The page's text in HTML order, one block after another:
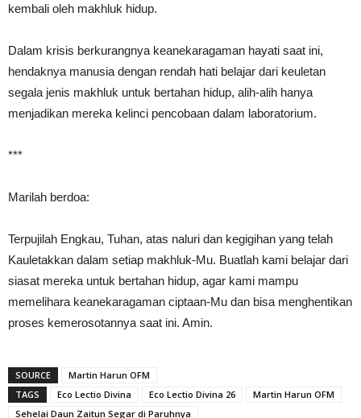
kembali oleh makhluk hidup.
Dalam krisis berkurangnya keanekaragaman hayati saat ini,
hendaknya manusia dengan rendah hati belajar dari keuletan
segala jenis makhluk untuk bertahan hidup, alih-alih hanya
menjadikan mereka kelinci pencobaan dalam laboratorium.
***
Marilah berdoa:
Terpujilah Engkau, Tuhan, atas naluri dan kegigihan yang telah
Kauletakkan dalam setiap makhluk-Mu. Buatlah kami belajar dari
siasat mereka untuk bertahan hidup, agar kami mampu
memelihara keanekaragaman ciptaan-Mu dan bisa menghentikan
proses kemerosotannya saat ini. Amin.
SOURCE
Martin Harun OFM
TAGS
Eco Lectio Divina Eco Lectio Divina 26
Martin Harun OFM
Sehelai Daun Zaitun Segar di Paruhnya